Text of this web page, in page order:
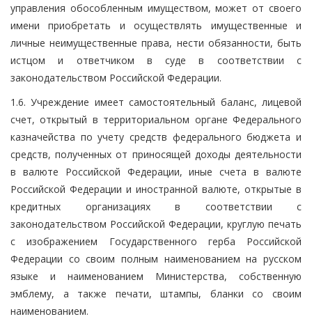
управления обособленным имуществом, может от своего
имени приобретать и осуществлять имущественные и
личные неимущественные права, нести обязанности, быть
истцом и ответчиком в суде в соответствии с
законодательством Российской Федерации.
1.6. Учреждение имеет самостоятельный баланс, лицевой
счет, открытый в территориальном органе Федерального
казначейства по учету средств федерального бюджета и
средств, полученных от приносящей доходы деятельности
в валюте Российской Федерации, иные счета в валюте
Российской Федерации и иностранной валюте, открытые в
кредитных организациях в соответствии с
законодательством Российской Федерации, круглую печать
с изображением Государственного герба Российской
Федерации со своим полным наименованием на русском
языке и наименованием Министерства, собственную
эмблему, а также печати, штампы, бланки со своим
наименованием.